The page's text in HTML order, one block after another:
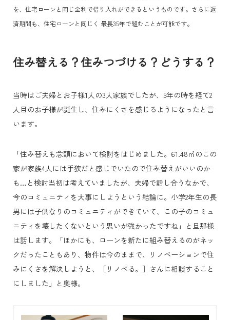
を、住宅ローンと同じ金利で借り入れができるというものです。さらに返
済期間も、住宅ローンと同じく 最長35年で組むことが可能です。
住み替える？住みつづける？どうする？
当時はご夫婦とお子様1人の3人家族でしたが、5年の時を経て2
人目のお子様が誕生し、住みにくさを感じるようになったと言
います。
「住み替えも念頭において検討をはじめました。61.48㎡のこの
家が家族4人には手狭だと感じでいたので住み替えがいいのか
も…と検討当初は考えていましたが、夫婦で話し合うなかで、
今のコミュニティを大事にしようという結論に。小学2年生の長
男には子供なりのコミュニティができていて、この子のコミュ
ニティを壊したくないという思いが強かったですね」と旦那様
は話します。「ほかにも、ローンを新たに組み替えるのがネッ
クだったこともあり、物件は今のままで、リノベーションで住
みにくさを解決しようと、［リノベる。］さんに相談すること
にしました」と奥様。